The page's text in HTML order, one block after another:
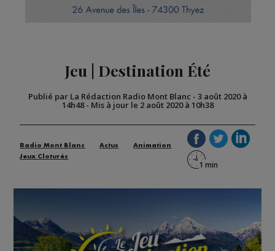
Jeu | Destination Été
Publié par La Rédaction Radio Mont Blanc - 3 août 2020 à
14h48- Mis à jour le 2 août 2020 à 10h38
Radio Mont Blanc Actus
Animation
Jeux Cloturés